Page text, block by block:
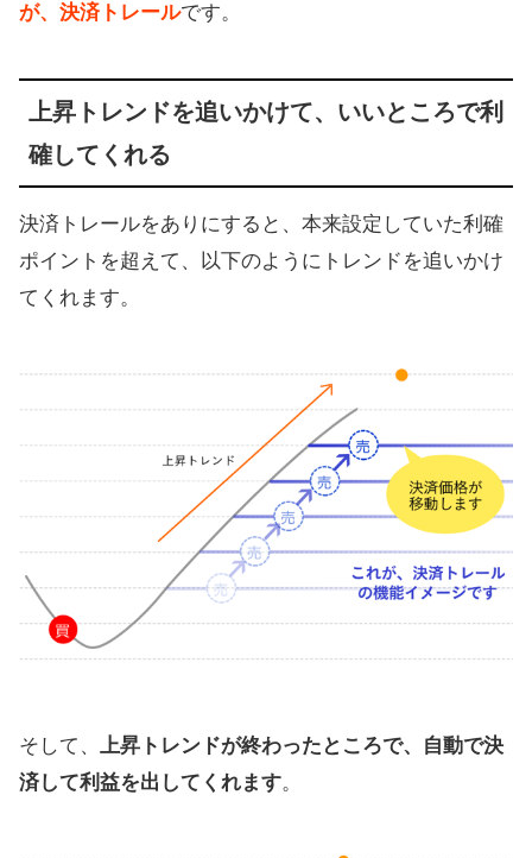
が、決済トレールです。
上昇トレンドを追いかけて、いいところで利
確してくれる
決済トレールをありにすると、本来設定していた利確
ポイントを超えて、以下のようにトレンドを追いかけ
てくれます。
そして、 上昇トレンドが終わったところで、自動で決
済して利益を出してくれます。